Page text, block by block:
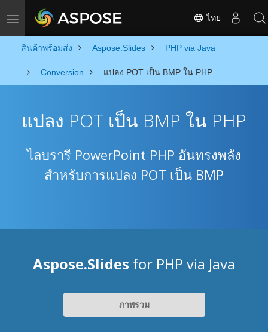
Toggle navigation ไทย
สินค้าพร้อมส่ง Aspose.Slides PHP via Java
Conversion แปลง POT เป็น BMP ใน PHP
แปลง POT เป็น BMP ใน PHP
ไลบรารี PowerPoint PHP อันทรงพลัง
สำหรับการแปลง POT เป็น BMP
Aspose.Slides for PHP via Java
ภาพรวม